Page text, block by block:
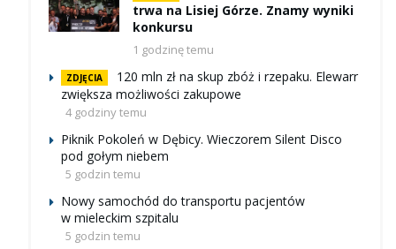
trwa na Lisiej Górze. Znamy wyniki
konkursu
1 godzinę temu
ZDJĘCIA
120 mln zł na skup zbóż i rzepaku. Elewarr
zwiększa możliwości zakupowe
4 godziny temu
Piknik Pokoleń w Dębicy. Wieczorem Silent Disco
pod gołym niebem
5 godzin temu
Nowy samochód do transportu pacjentów
w mieleckim szpitalu
5 godzin temu